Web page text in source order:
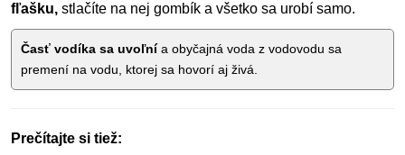
fľašku, stlačíte na nej gombík a všetko sa urobí samo.
Časť vodíka sa uvoľnía obyčajná voda z vodovodu sa
premení na vodu, ktorej sa hovorí aj živá.
Prečítajte si tiež: